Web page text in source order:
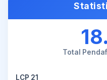
Total
LCP 21